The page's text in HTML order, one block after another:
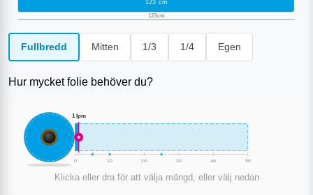
123 cm
123cm
Fullbredd Mitten 1/3 1/4 Egen
Hur mycket folie behöver du?
1 lpm
0 10 20 30 40 50
Klicka eller dra för att välja mängd, eller välj nedan